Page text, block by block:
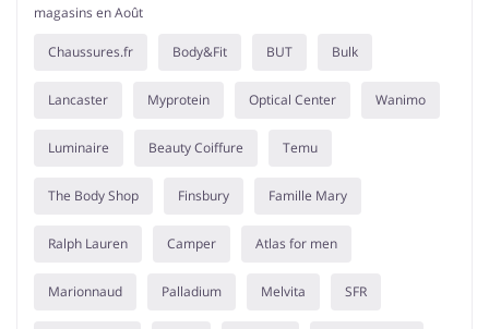
magasins en Août
Chaussures.fr Body&Fit BUT Bulk
Lancaster Myprotein Optical Center Wanimo
Luminaire Beauty Coiffure Temu
The Body Shop Finsbury Famille Mary
Ralph Lauren Camper Atlas for men
Marionnaud Palladium Melvita SFR